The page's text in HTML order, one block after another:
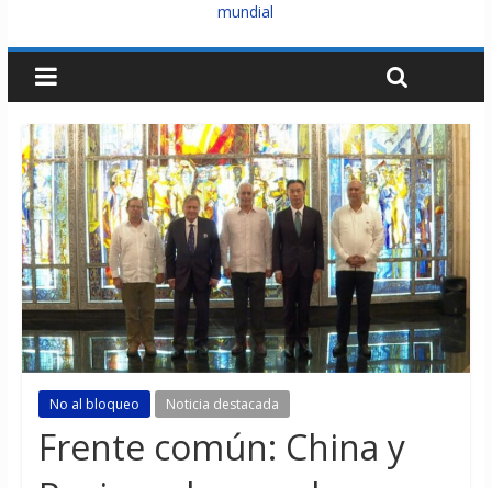
mundial
No al bloqueo Noticia destacada
Frente común: China y